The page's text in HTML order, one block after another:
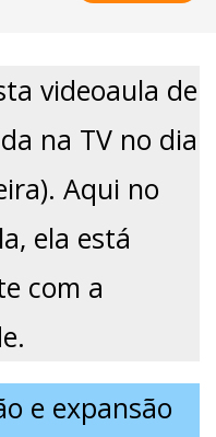
videoaula de
na TV no dia
Aqui no
ela está
com a
e expansão